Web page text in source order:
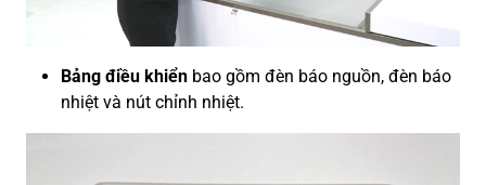
Bảng điều khiển bao gồm đèn báo nguồn, đèn báo
nhiệt và nút chỉnh nhiệt.